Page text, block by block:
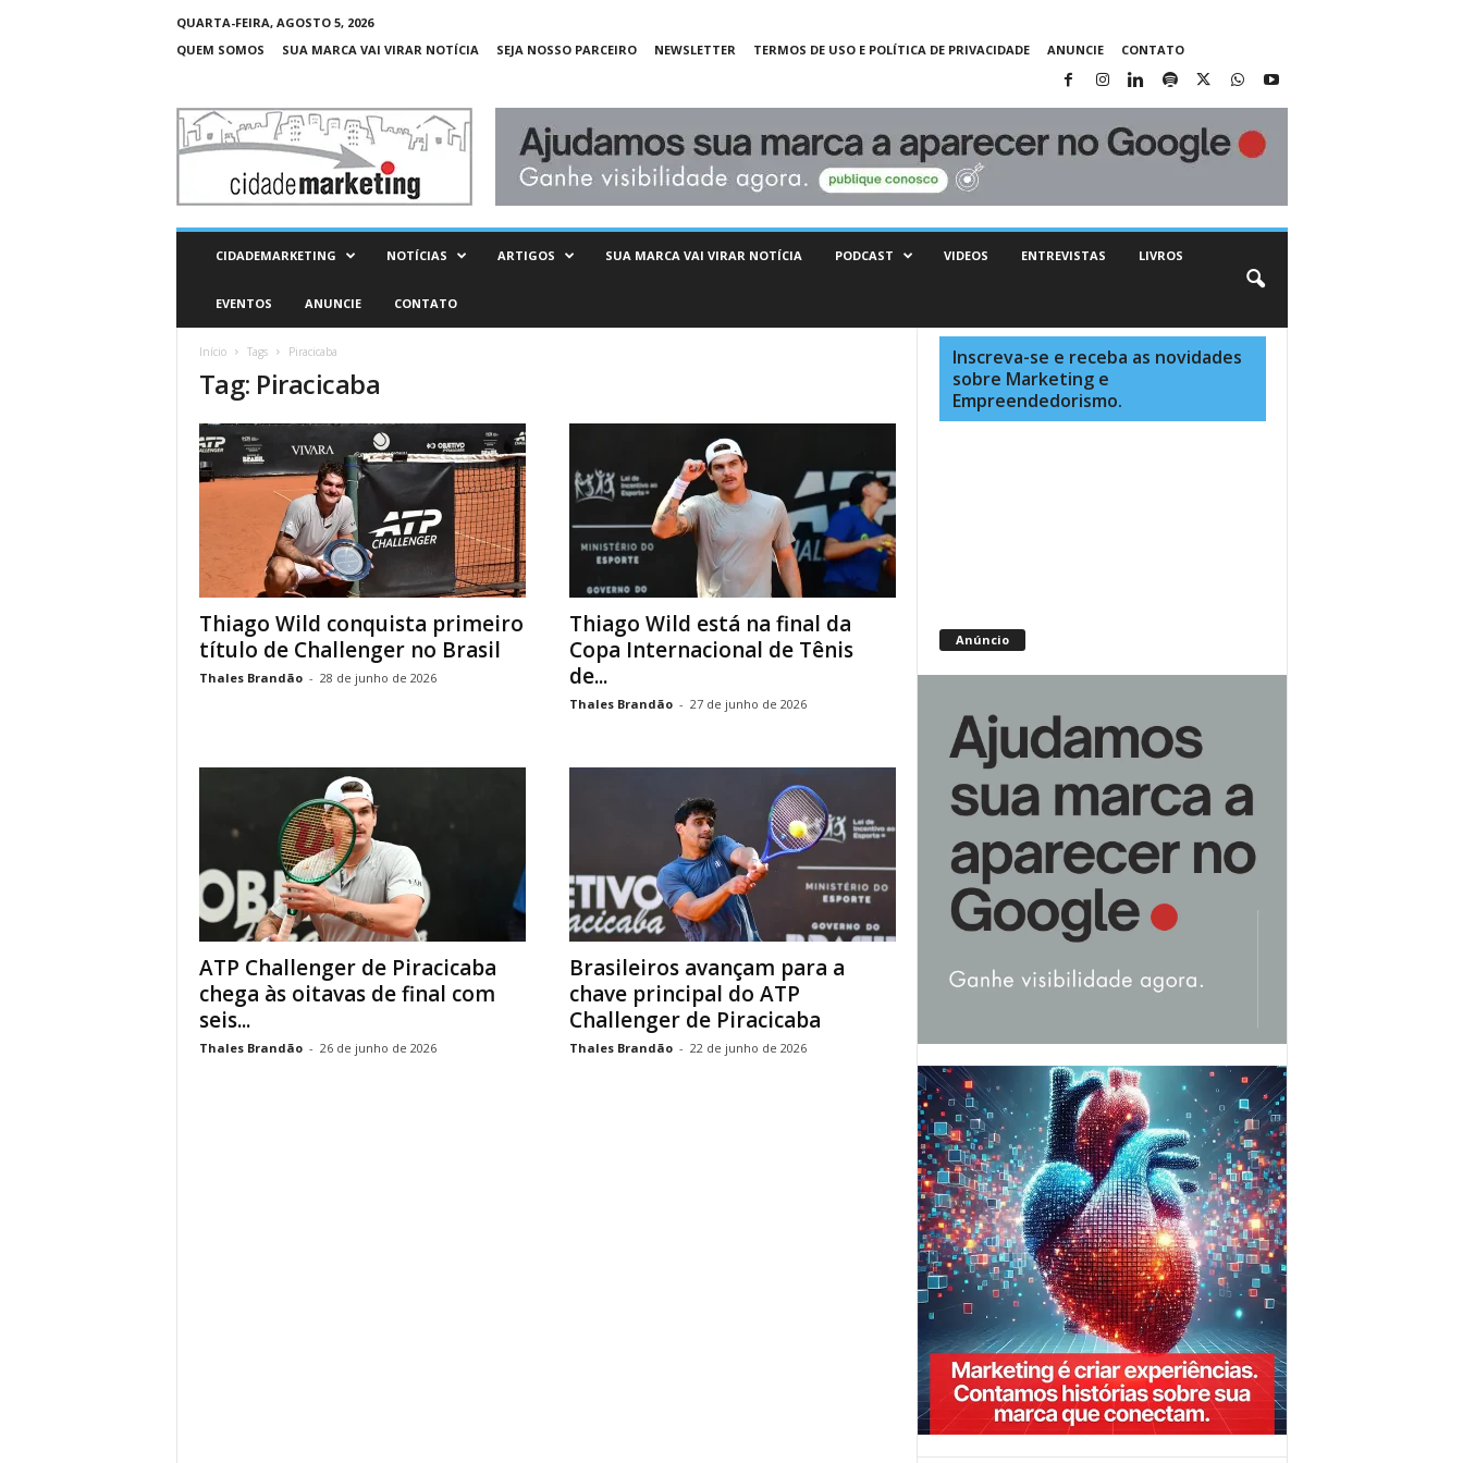
QUARTA-FEIRA, AGOSTO 5, 2026
QUEM SOMOS
SUA MARCA VAI VIRAR NOTÍCIA SEJA NOSSO PARCEIRO NEWSLETTER TERMOS DE USO E POLÍTICA DE PRIVACIDADE ANUNCIE CONTATO
C
d
CIDADEMARKETING NOTÍCIAS ARTIGOS SUA MARCA VAI VIRAR NOTÍCIA PODCAST VIDEOS ENTREVISTAS LIVROS
EVENTOS ANUNCIE CONTATO
Início Tags Piracicaba
Tag: Piracicaba
Thiago Wild conquista primeiro
título de Challenger no Brasil
Thales Brandão - 28 de junho de 2026
Thiago Wild está na final da
Copa Internacional de Tênis
de...
Thales Brandão - 27 de junho de 2026
ATP Challenger de Piracicaba
chega às oitavas de final com
seis...
Thales Brandão - 26 de junho de 2026
Brasileiros avançam para a
chave principal do ATP
Challenger de Piracicaba
Thales Brandão - 22 de junho de 2026
Inscreva-se e receba as novidades
sobre Marketing e
Empreendedorismo.
Anúncio